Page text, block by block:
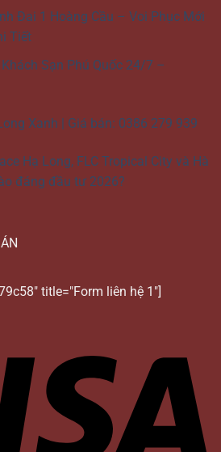
Đai 1 Hoàng Cầu – Voi Phục Mới
Tiết
Sạn Phú Quốc 24/7 –
Xanh | Giá bán: 0386 279 939
Hạ Long, FLC Tropical City và Hà
đáng đầu tư 2026?
title="Form liên hệ 1"]